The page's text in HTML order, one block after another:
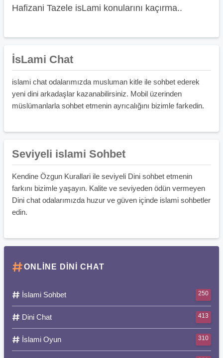
Hafizani Tazele isLami konularını kaçırma..
İsLami Chat
islami chat odalarımızda musluman kitle ile sohbet ederek
yeni dini arkadaşlar kazanabilirsiniz. Mobil üzerinden
müslümanlarla sohbet etmenin ayrıcalığını bizimle farkedin.
Seviyeli islami Sohbet
Kendine Özgun Kurallari ile seviyeli Dini sohbet etmenin
farkını bizimle yaşayın. Kalite ve seviyeden ödün vermeyen
Dini chat odalarımızda huzur ve güven içinde islami sohbetler
edin.
ONLINE DINI CHAT
İslami Sohbet 250
Dini Chat 413
İslami Oyun 310